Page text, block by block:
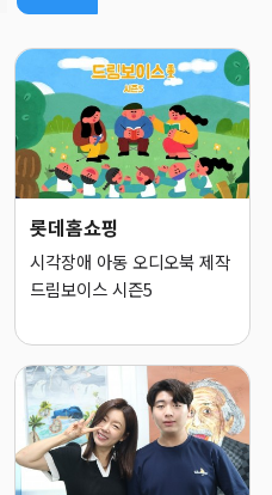
롯데홈쇼핑
시각장애 아동 오디오북 제작
드림보이스 시즌5